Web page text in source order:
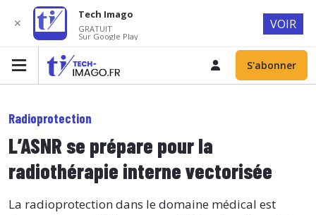
S'abonner
Radioprotection
L’ASNR se prépare pour la
radiothérapie interne vectorisée
La radioprotection dans le domaine médical est
✕
Tech Imago
GRATUIT
Sur Google Play
VOIR